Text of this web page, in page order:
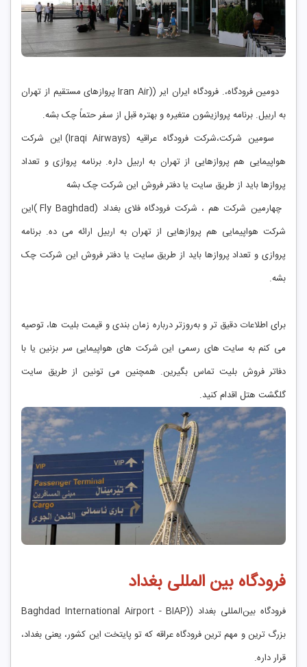
دومین فرودگاه،. فرودگاه ایران ایر ((Iran Air پروازهای مستقیم از تهران
به اربیل. برنامه پروازیشون متغیره و بهتره قبل از سفر حتماً چک بشه.
سومین شرکت،شرکت فرودگاه عراقیه (Iraqi Airways) این شرکت
هواپیمایی هم پروازهایی از تهران به اربیل داره. برنامه پروازی و تعداد
پروازها باید از طریق سایت یا دفتر فروش این شرکت چک بشه
چهارمین شرکت هم ، شرکت فرودگاه فلای بغداد (Fly Baghdad )این
شرکت هواپیمایی هم پروازهایی از تهران به اربیل ارائه می‌ ده. برنامه
پروازی و تعداد پروازها باید از طریق سایت یا دفتر فروش این شرکت چک
بشه.
برای اطلاعات دقیق ‌تر و به‌روزتر درباره زمان‌ بندی و قیمت بلیت ‌ها، توصیه
می‌ کنم به سایت ‌های رسمی این شرکت ‌های هواپیمایی سر بزنین یا با
دفاتر فروش بلیت تماس بگیرین. همچنین می ‌تونین از طریق سایت‌
گلگشت هتل اقدام کنید.
فرودگاه بین المللی بغداد
فرودگاه بین‌المللی بغداد ((Baghdad International Airport - BIAP
بزرگ ‌ترین و مهم‌ ترین فرودگاه عراقه که تو پایتخت این کشور، یعنی بغداد،
قرار داره.